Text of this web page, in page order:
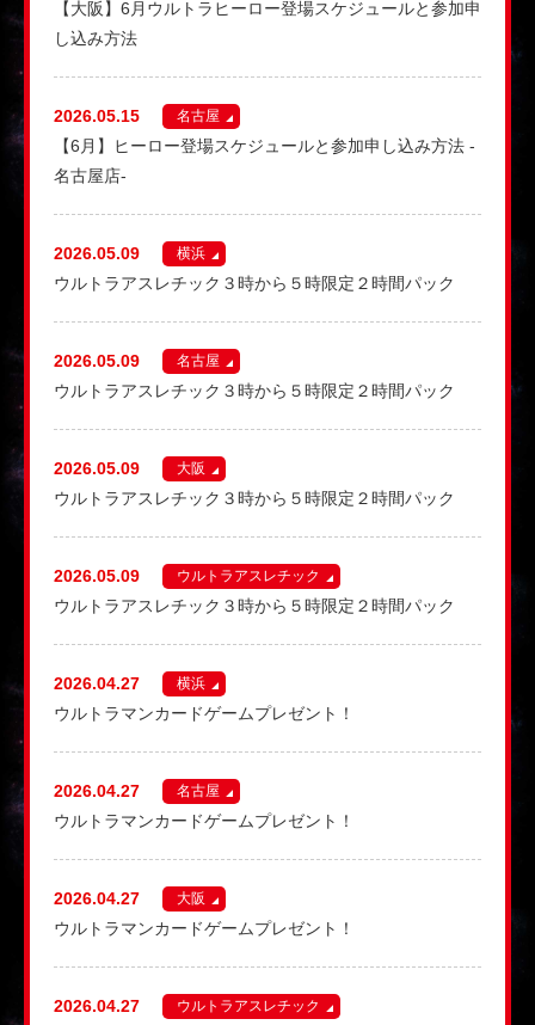
【大阪】6月ウルトラヒーロー登場スケジュールと参加申
し込み方法
2026.05.15
【6月】ヒーロー登場スケジュールと参加申し込み方法 -
名古屋店-
名古屋
2026.05.09
ウルトラアスレチック３時から５時限定２時間パック
横浜
2026.05.09
ウルトラアスレチック３時から５時限定２時間パック
名古屋
2026.05.09
ウルトラアスレチック３時から５時限定２時間パック
大阪
2026.05.09
ウルトラアスレチック３時から５時限定２時間パック
ウルトラアスレチック
2026.04.27
ウルトラマンカードゲームプレゼント！
横浜
2026.04.27
ウルトラマンカードゲームプレゼント！
名古屋
2026.04.27
ウルトラマンカードゲームプレゼント！
大阪
2026.04.27
ウルトラアスレチック